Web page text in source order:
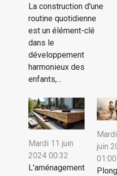
La construction d'une
routine quotidienne
est un élément-clé
dans le
développement
harmonieux des
enfants,...
Mardi 11 juin
2024 00:32
L'aménagement
juin
01:00